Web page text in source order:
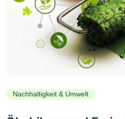
Nachhaltigkeit & Umwelt